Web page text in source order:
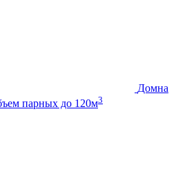
Домна
парных до 120м3